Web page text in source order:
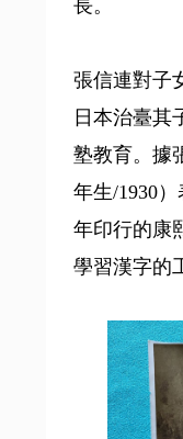
長。
張信連對子
日本治臺其
塾教育。據
年生/1930
年印行的康
學習漢字的